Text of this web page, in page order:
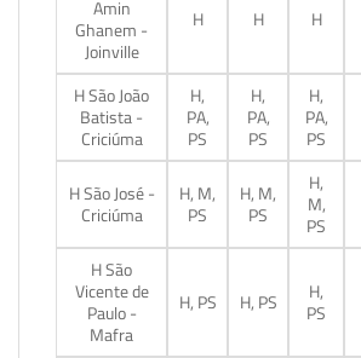
Amin
Ghanem -
Joinville
H H H
H São João
Batista -
Criciúma
H,
PA,
PS
H,
PA,
PS
H,
PA,
PS
H São José -
Criciúma
H, M,
PS
H, M,
PS
H,
M,
PS
H São
Vicente de
Paulo -
Mafra
H, PS H, PS
H,
PS